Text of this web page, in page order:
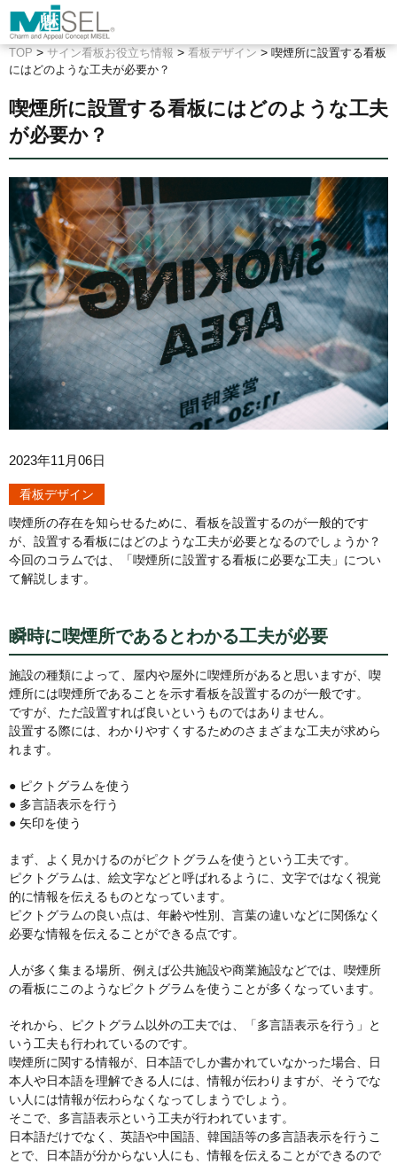
TOP>サイン看板お役立ち情報>看板デザイン>喫煙所に設置する看板
にはどのような工夫が必要か？
喫煙所に設置する看板にはどのような工夫
が必要か？
2023年11月06日
看板デザイン
喫煙所の存在を知らせるために、看板を設置するのが一般的です
が、設置する看板にはどのような工夫が必要となるのでしょうか？
今回のコラムでは、「喫煙所に設置する看板に必要な工夫」につい
て解説します。
瞬時に喫煙所であるとわかる工夫が必要
施設の種類によって、屋内や屋外に喫煙所があると思いますが、喫
煙所には喫煙所であることを示す看板を設置するのが一般です。
ですが、ただ設置すれば良いというものではありません。
設置する際には、わかりやすくするためのさまざまな工夫が求めら
れます。
● ピクトグラムを使う
● 多言語表示を行う
● 矢印を使う
まず、よく見かけるのがピクトグラムを使うという工夫です。
ピクトグラムは、絵文字などと呼ばれるように、文字ではなく視覚
的に情報を伝えるものとなっています。
ピクトグラムの良い点は、年齢や性別、言葉の違いなどに関係なく
必要な情報を伝えることができる点です。
人が多く集まる場所、例えば公共施設や商業施設などでは、喫煙所
の看板にこのようなピクトグラムを使うことが多くなっています。
それから、ピクトグラム以外の工夫では、「多言語表示を行う」と
いう工夫も行われているのです。
喫煙所に関する情報が、日本語でしか書かれていなかった場合、日
本人や日本語を理解できる人には、情報が伝わりますが、そうでな
い人には情報が伝わらなくなってしまうでしょう。
そこで、多言語表示という工夫が行われています。
日本語だけでなく、英語や中国語、韓国語等の多言語表示を行うこ
とで、日本語が分からない人にも、情報を伝えることができるので